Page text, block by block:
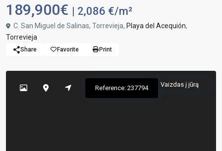
189,900€ | 2,086 €/m²
C. San Miguel de Salinas, Torrevieja, Playa del Acequión,
Torrevieja
Share Favorite Print
Vaizdas į jūrą
Reference: 237794